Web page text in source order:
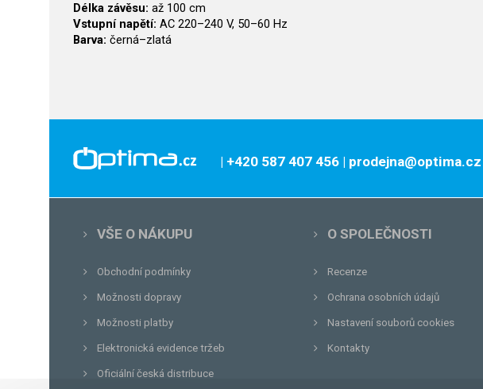
Délka závěsu: až 100 cm
Vstupní napětí: AC 220–240 V, 50–60 Hz
Barva: černá–zlatá
| +420 587 407 456 | prodejna@optima.cz
VŠE O NÁKUPU
Obchodní podmínky
Možnosti dopravy
Možnosti platby
Elektronická evidence tržeb
Oficiální česká distribuce
O SPOLEČNOSTI
Recenze
Ochrana osobních údajů
Nastavení souborů cookies
Kontakty